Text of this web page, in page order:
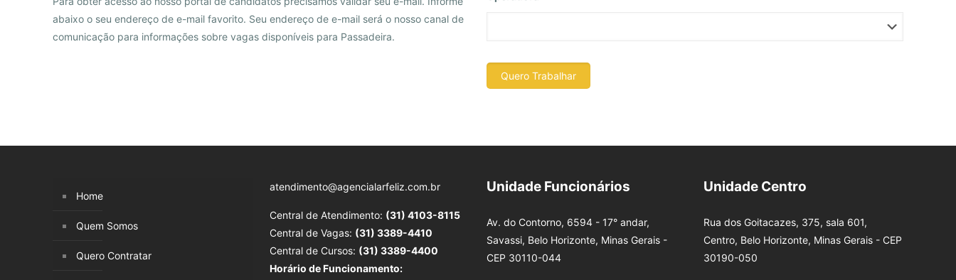
abaixo o seu endereço de e-mail favorito. Seu endereço de e-mail será o nosso canal de
comunicação para informações sobre vagas disponíveis para Passadeira.
Home
Quem Somos
Quero Contratar
atendimento@agencialarfeliz.com.br
Central de Atendimento: (31) 4103-8115
Central de Vagas: (31) 3389-4410
Central de Cursos: (31) 3389-4400
Horário de Funcionamento:
Unidade Funcionários
Av. do Contorno, 6594 - 17° andar,
Savassi, Belo Horizonte, Minas Gerais -
CEP 30110-044
Unidade Centro
Rua dos Goitacazes, 375, sala 601,
Centro, Belo Horizonte, Minas Gerais - CEP
30190-050